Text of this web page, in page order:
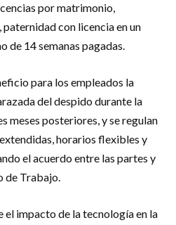
por matrimonio,
con licencia en un
de 14 semanas pagadas.
para los empleados la
del despido durante la
meses posteriores, y se regulan
horarios flexibles y
el acuerdo entre las partes y
de Trabajo.
el impacto de la tecnología en la